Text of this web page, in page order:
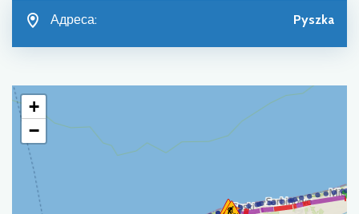
Адреса: Pyszka
+
−